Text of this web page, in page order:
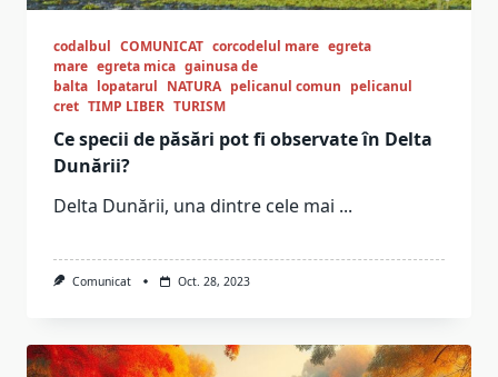
codalbul COMUNICAT corcodelul mare egreta
mare egreta mica gainusa de
balta lopatarul NATURA pelicanul comun pelicanul
cret TIMP LIBER TURISM
Ce specii de păsări pot fi observate în Delta
Dunării?
Delta Dunării, una dintre cele mai ...
Comunicat Oct. 28, 2023